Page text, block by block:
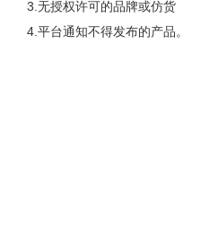
3.无授权许可的品牌或仿货
4.平台通知不得发布的产品。